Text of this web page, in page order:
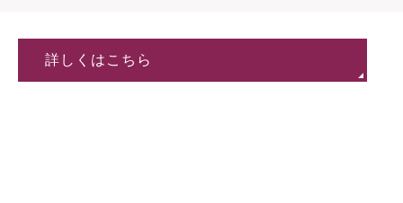
詳しくはこちら